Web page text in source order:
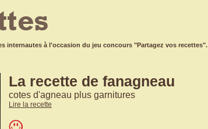
internautes à l'occasion du jeu concours "Partagez vos recettes".
La recette de fanagneau
cotes d'agneau plus garnitures
Lire la recette